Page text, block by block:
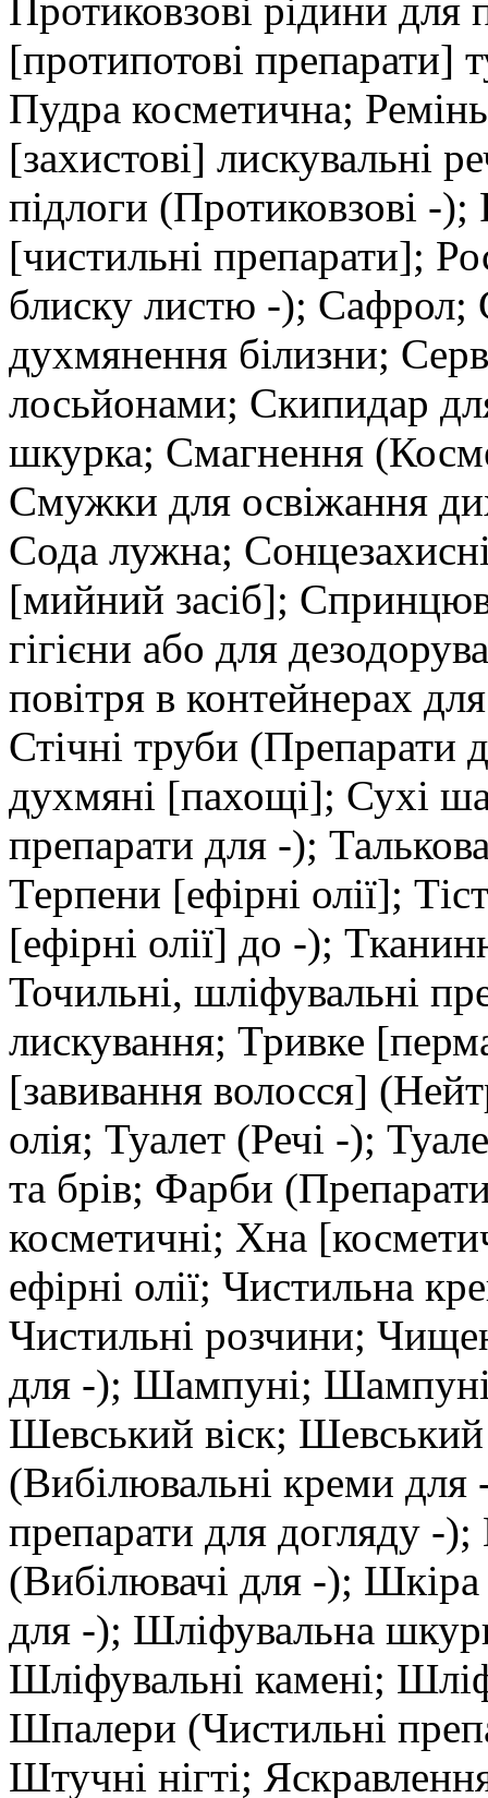
Протиковзові рідини для
[протипотові препарати]
Пудра косметична;
[захистові] лискувальні
підлоги (Протиковзові -
[чистильні препарати];
блиску листю -); Сафрол;
духмянення білизни;
лосьйонами; Скипидар
шкурка; Смагнення
Смужки для освіжання
Сода лужна;
[мийний засіб];
гігієни або для
повітря в контейнерах
Стічні труби (Препарати
духмяні [пахощі]; Сухі
препарати для -);
Терпени [ефірні олії];
[ефірні олії] до -);
Точильні, шліфувальні
лискування; Тривке
[завивання волосся]
олія; Туалет (Речі -);
та брів; Фарби
косметичні; Хна
ефірні олії; Чистильна
Чистильні розчини;
для -); Шампуні;
Шевський віск;
(Вибілювальні креми
препарати для догляду -
(Вибілювачі для -);
для -); Шліфувальна
Шліфувальні камені;
Шпалери (Чистильні
Штучні нігті;